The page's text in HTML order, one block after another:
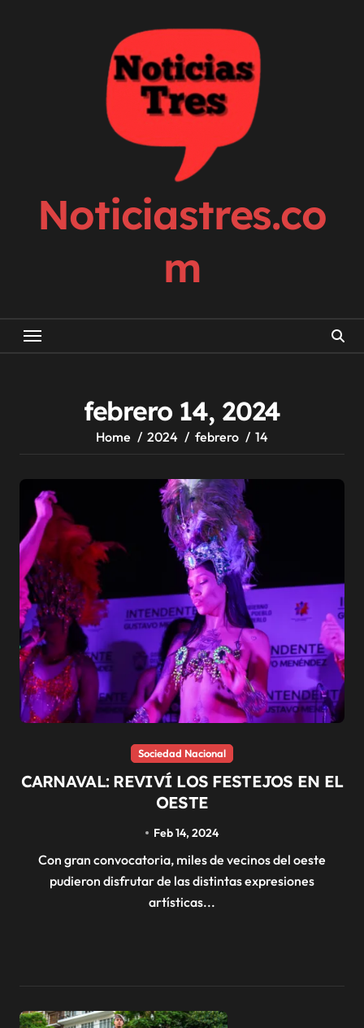
Noticiastres.co
m
febrero 14, 2024
Home 2024 febrero 14
Sociedad Nacional
CARNAVAL: REVIVÍ LOS FESTEJOS EN EL
OESTE
Feb 14, 2024
Con gran convocatoria, miles de vecinos del oeste
pudieron disfrutar de las distintas expresiones
artísticas...